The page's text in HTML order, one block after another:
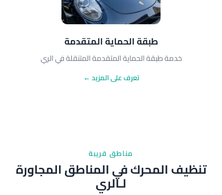
طبقة الحماية المتقدمة
خدمة طبقة الحماية المتقدمة المتنقلة في الري
تعرف على المزيد ←
مناطق قريبة
تنظيف المحرك في المناطق المجاورة
لـالري